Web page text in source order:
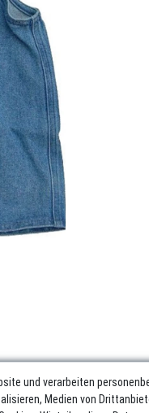
und verarbeiten
Medien von